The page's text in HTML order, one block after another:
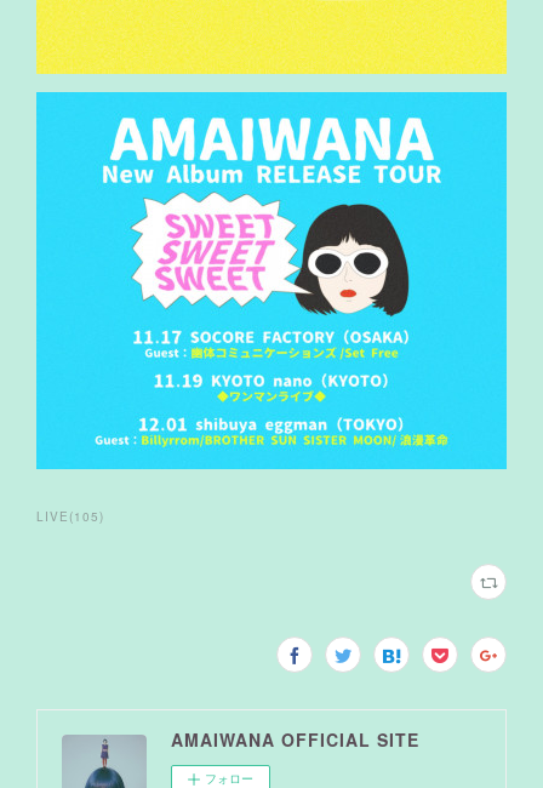
LIVE (105)
AMAIWANA OFFICIAL SITE
フォロー